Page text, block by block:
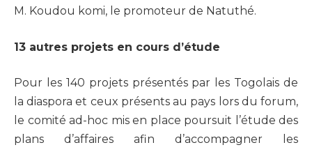
M. Koudou komi, le promoteur de Natuthé.
13 autres projets en cours d’étude
Pour les 140 projets présentés par les Togolais de
la diaspora et ceux présents au pays lors du forum,
le comité ad-hoc mis en place poursuit l’étude des
plans d’affaires afin d’accompagner les